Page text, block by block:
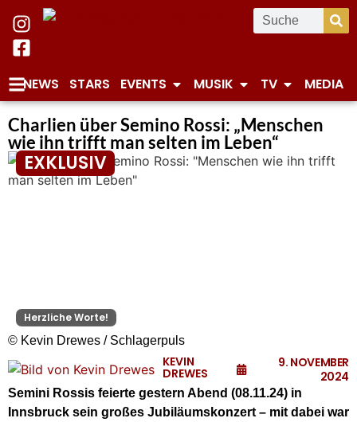
NEWS STARS EVENTS MUSIK TV MEDIA
Charlien über Semino Rossi: „Menschen
wie ihn trifft man selten im Leben“
EXKLUSIV
Herzliche Worte!
© Kevin Drewes / Schlagerpuls
KEVIN
DREWES
9. NOVEMBER
2024
Semini Rossis feierte gestern Abend (08.11.24) in
Innsbruck sein großes Jubiläumskonzert – mit dabei war